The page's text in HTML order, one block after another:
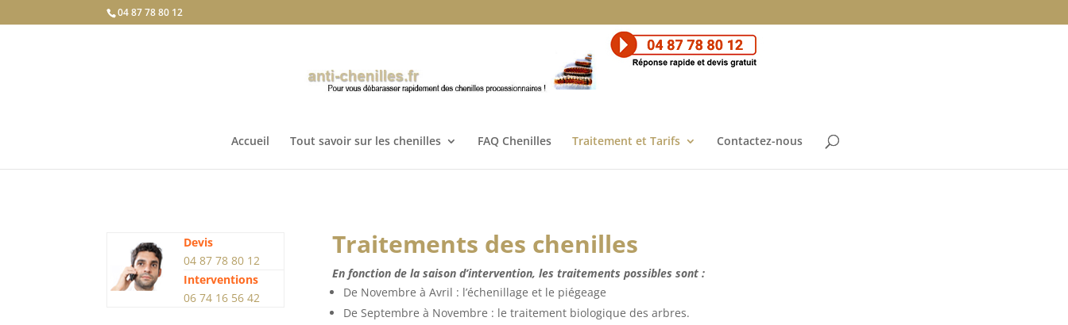
04 87 78 80 12
Accueil Tout savoir sur les chenilles FAQ Chenilles Traitement et Tarifs Contactez-nous
Devis
04 87 78 80 12
Interventions
06 74 16 56 42
Traitements des chenilles
En fonction de la saison d’intervention, les traitements possibles sont :
De Novembre à Avril : l’échenillage et le piégeage
De Septembre à Novembre : le traitement biologique des arbres.